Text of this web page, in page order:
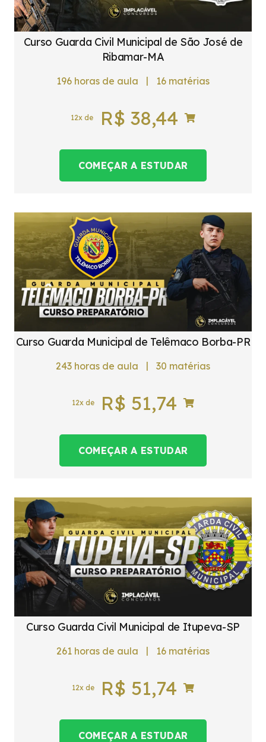
Curso Guarda Civil Municipal de São José de
Ribamar-MA
196 horas de aula | 16matérias
12x de R$ 38,44
COMEÇAR A ESTUDAR
Curso Guarda Municipal de Telêmaco Borba-PR
243 horas de aula | 30 matérias
12x de R$ 51,74
COMEÇAR A ESTUDAR
Curso Guarda Civil Municipal de Itupeva-SP
261 horas de aula | 16matérias
12x de R$ 51,74
COMEÇAR A ESTUDAR